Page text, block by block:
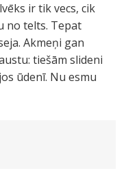
ir tik vecs, cik
no telts. Tepat
Akmeņi gan
tiešām slideni
ūdenī. Nu esmu